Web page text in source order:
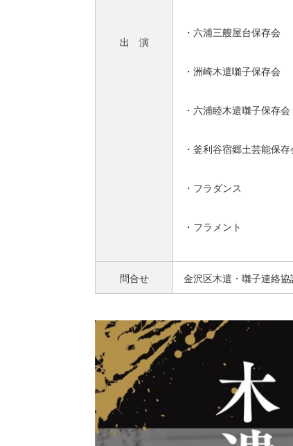
出 演
・六浦三艘屋台保存会
・洲崎木遣囃子保存会
・六浦睦木遣囃子保存会
・釜利谷宿郷土芸能保存
・フラダンス
・フラメント
問合せ 金沢区木遣・囃子連絡協